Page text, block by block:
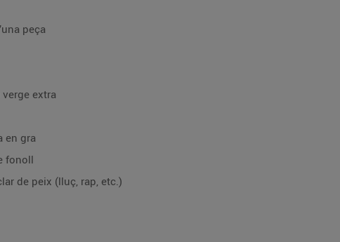
peça
verge extra
en gra
fonoll
de peix (lluç, rap, etc.)